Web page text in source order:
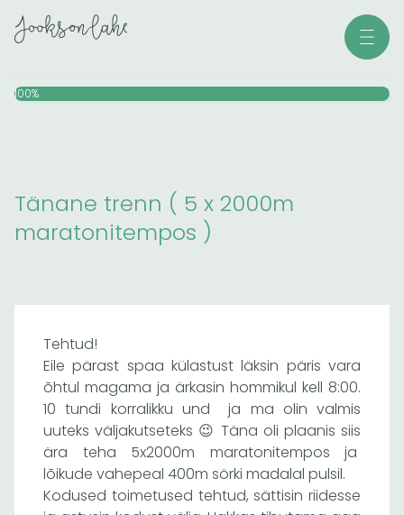
Skip
to
100%
Tänane trenn ( 5 x 2000m
maratonitempos )
Tehtud!
Eile pärast spaa külastust läksin päris vara
õhtul magama ja ärkasin hommikul kell 8:00.
10 tundi korralikku und ja ma olin valmis
uuteks väljakutseteks 😉 Täna oli plaanis siis
ära teha 5x2000m maratonitempos ja
lõikude vahepeal 400m sörki madalal pulsil.
Kodused toimetused tehtud, sättisin riidesse